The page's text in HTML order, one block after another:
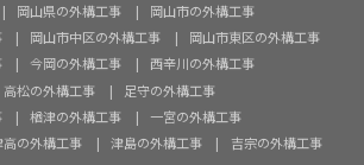
岡山県の外構工事
岡山市の外構工事
岡山市中区の外構工事
岡山市東区の外構工事
今岡の外構工事
西辛川の外構工事
高松の外構工事
足守の外構工事
楢津の外構工事
一宮の外構工事
高の外構工事 津島の外構工事
吉宗の外構工事